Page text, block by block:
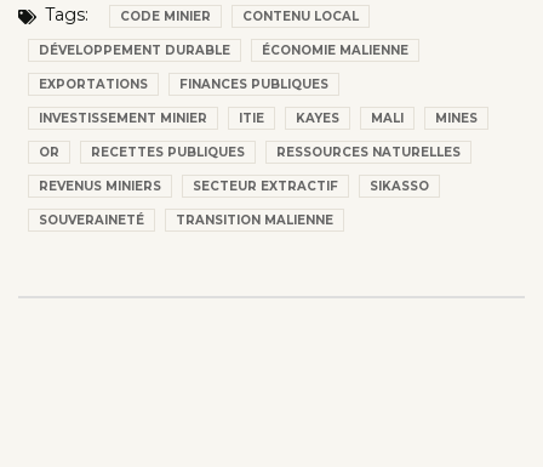
Tags: CODE MINIER CONTENU LOCAL
DÉVELOPPEMENT DURABLE ÉCONOMIE MALIENNE
EXPORTATIONS FINANCES PUBLIQUES
INVESTISSEMENT MINIER ITIE KAYES MALI MINES
OR RECETTES PUBLIQUES RESSOURCES NATURELLES
REVENUS MINIERS SECTEUR EXTRACTIF SIKASSO
SOUVERAINETÉ TRANSITION MALIENNE